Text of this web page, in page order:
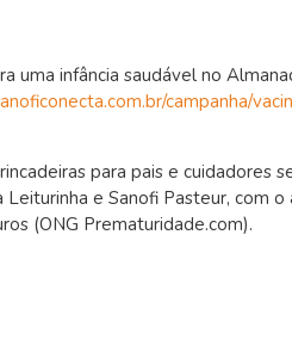
uma infância saudável no
campanha/
para pais e cuidadores
e Sanofi Pasteur, com
(ONG Prematuridade.com).